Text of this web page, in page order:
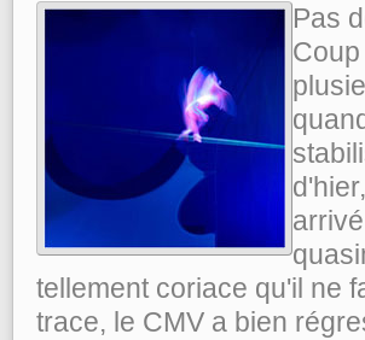
Pas
tellement coriace qu'il ne
trace, le CMV a bien